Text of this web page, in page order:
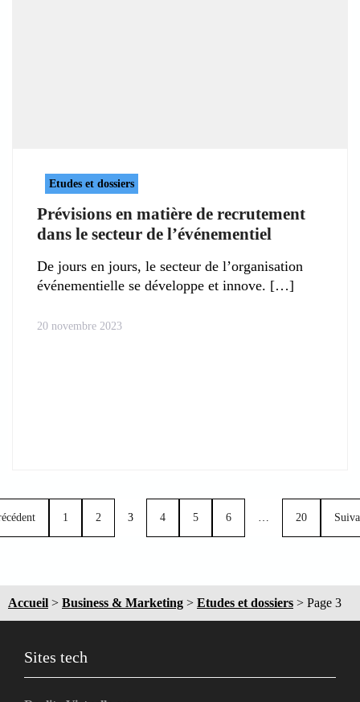
Etudes et dossiers
Prévisions en matière de recrutement
dans le secteur de l’événementiel
De jours en jours, le secteur de l’organisation
événementielle se développe et innove.
20 novembre 2023
1 2 3 4 5 6 … 20
Accueil > Business & Marketing > Etudes et dossiers > Page 3
Sites tech